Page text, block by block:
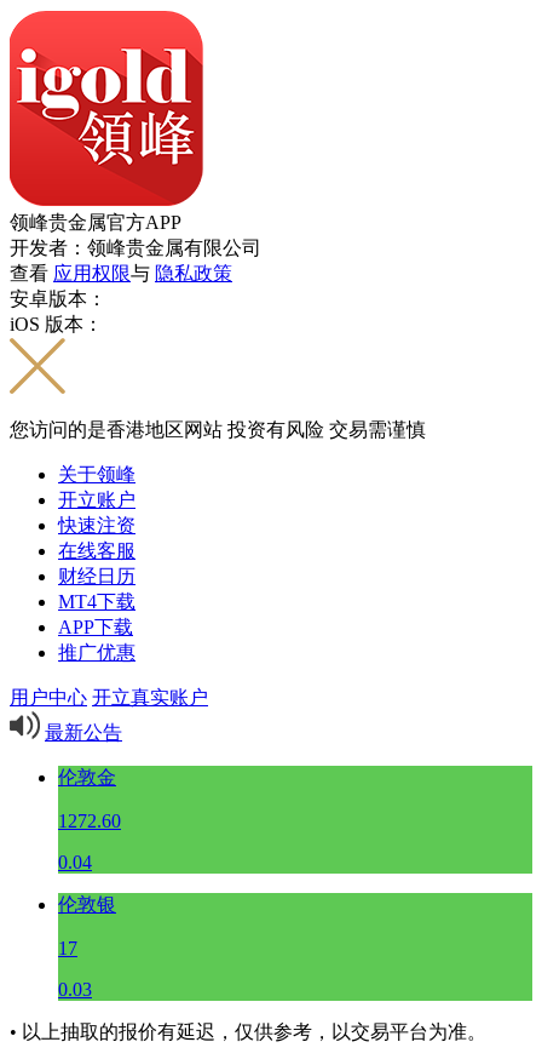
领峰贵金属官方APP
开发者：领峰贵金属有限公司
查看 应用权限与 隐私政策
安卓版本：
iOS 版本：
您访问的是香港地区网站 投资有风险 交易需谨慎
关于领峰
开立账户
快速注资
在线客服
财经日历
MT4下载
APP下载
推广优惠
用户中心 开立真实账户
最新公告
伦敦金
1272.60
0.04
伦敦银
17
0.03
• 以上抽取的报价有延迟，仅供参考，以交易平台为准。